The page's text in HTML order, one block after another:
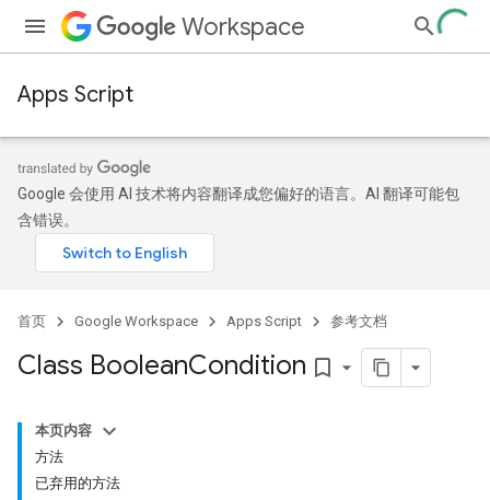
Workspace
Apps Script
Google 会使用 AI 技术将内容翻译成您偏好的语言。AI 翻译可能包
含错误。
首页 Google Workspace Apps Script 参考文档
Class BooleanCondition bookmark_border
本页内容
方法
已弃用的方法